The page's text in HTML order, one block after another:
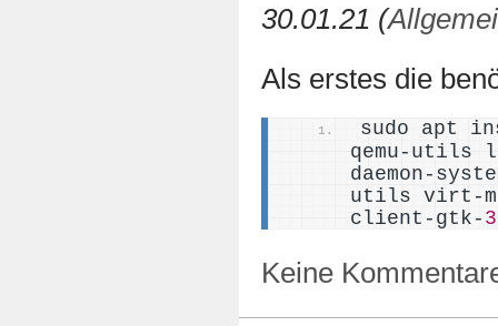
30.01.21 (
Als erstes die
sudo apt
qemu-utils
daemon-
utils virt-
client-gtk-
Keine